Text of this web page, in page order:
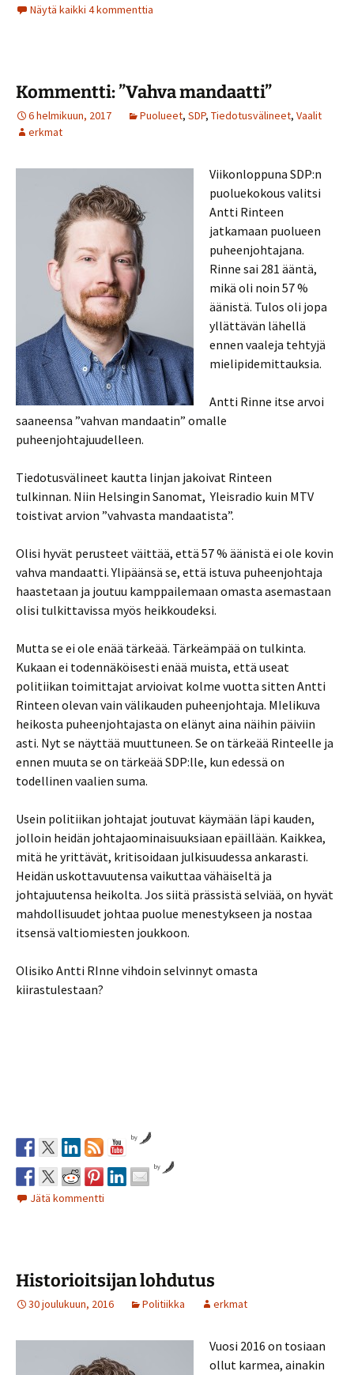
Näytä kaikki 4 kommenttia
Kommentti: ”Vahva mandaatti”
6 helmikuun, 2017 Puolueet, SDP, Tiedotusvälineet, Vaalit
erkmat
Viikonloppuna SDP:n
puoluekokous valitsi
Antti Rinteen
jatkamaan puolueen
puheenjohtajana.
Rinne sai 281 ääntä,
mikä oli noin 57 %
äänistä. Tulos oli jopa
yllättävän lähellä
ennen vaaleja tehtyjä
mielipidemittauksia.
Antti Rinne itse arvoi
saaneensa ”vahvan mandaatin” omalle
puheenjohtajuudelleen.
Tiedotusvälineet kautta linjan jakoivat Rinteen
tulkinnan. Niin Helsingin Sanomat, Yleisradio kuin MTV
toistivat arvion ”vahvasta mandaatista”.
Olisi hyvät perusteet väittää, että 57 % äänistä ei ole kovin
vahva mandaatti. Ylipäänsä se, että istuva puheenjohtaja
haastetaan ja joutuu kamppailemaan omasta asemastaan
olisi tulkittavissa myös heikkoudeksi.
Mutta se ei ole enää tärkeää. Tärkeämpää on tulkinta.
Kukaan ei todennäköisesti enää muista, että useat
politiikan toimittajat arvioivat kolme vuotta sitten Antti
Rinteen olevan vain välikauden puheenjohtaja. MIelikuva
heikosta puheenjohtajasta on elänyt aina näihin päiviin
asti. Nyt se näyttää muuttuneen. Se on tärkeää Rinteelle ja
ennen muuta se on tärkeää SDP:lle, kun edessä on
todellinen vaalien suma.
Usein politiikan johtajat joutuvat käymään läpi kauden,
jolloin heidän johtajaominaisuuksiaan epäillään. Kaikkea,
mitä he yrittävät, kritisoidaan julkisuudessa ankarasti.
Heidän uskottavuutensa vaikuttaa vähäiseltä ja
johtajuutensa heikolta. Jos siitä prässistä selviää, on hyvät
mahdollisuudet johtaa puolue menestykseen ja nostaa
itsensä valtiomiesten joukkoon.
Olisiko Antti RInne vihdoin selvinnyt omasta
kiirastulestaan?
by
by
Jätä kommentti
Historioitsijan lohdutus
30 joulukuun, 2016 Politiikka erkmat
Vuosi 2016 on tosiaan
ollut karmea, ainakin